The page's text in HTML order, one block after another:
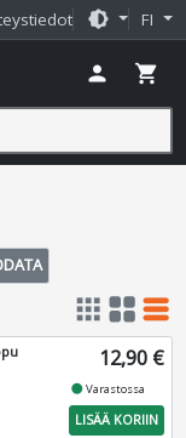
brightness_medium FI
person shopping_cart
apps grid_view table_rows
12,90 €
fiber_manual_recordVarastossa
LISÄÄ KORIIN